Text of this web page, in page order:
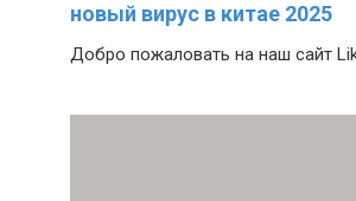
новый вирус в китае 2025
Добро пожаловать на наш сайт